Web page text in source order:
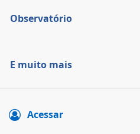
Observatório
E muito mais
Acessar